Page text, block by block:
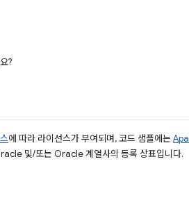
?
에 따라 라이선스가 부여되며, 코드 샘플에는
및/또는 Oracle 계열사의 등록 상표입니다.